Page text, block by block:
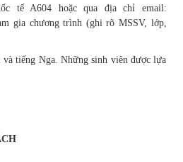
A604 hoặc qua địa chỉ email:
gia chương trình (ghi rõ MSSV, lớp,
tiếng Nga. Những sinh viên được lựa